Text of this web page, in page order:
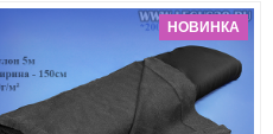
НОВИНКА